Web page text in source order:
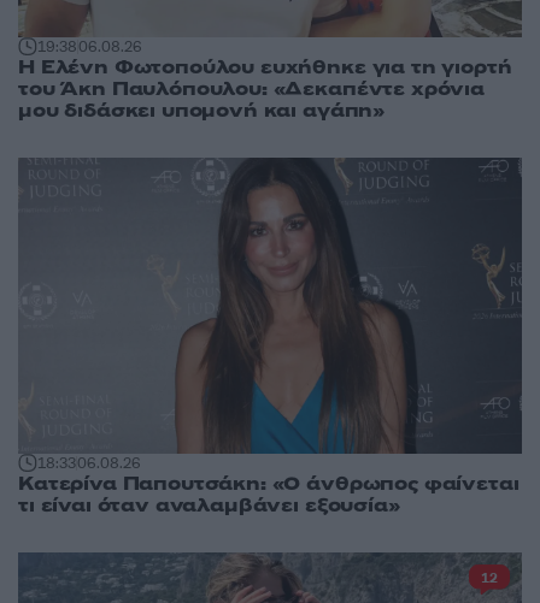
19:3806.08.26
Η Ελένη Φωτοπούλου ευχήθηκε για τη γιορτή
του Άκη Παυλόπουλου: «Δεκαπέντε χρόνια
μου διδάσκει υπομονή και αγάπη»
18:3306.08.26
Κατερίνα Παπουτσάκη: «Ο άνθρωπος φαίνεται
τι είναι όταν αναλαμβάνει εξουσία»
12